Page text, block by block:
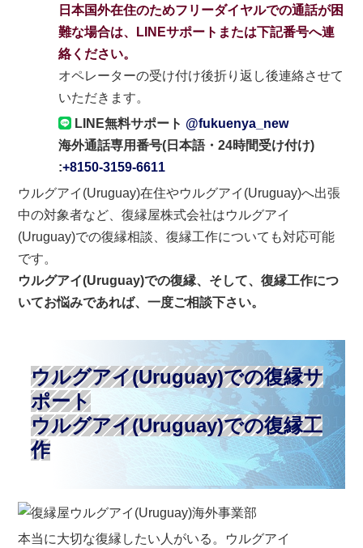
日本国外在住のためフリーダイヤルでの通話が困
難な場合は、LINEサポートまたは下記番号へ連
絡ください。
オペレーターの受け付け後折り返し後連絡させて
いただきます。
LINE無料サポート @fukuenya_new
海外通話専用番号(日本語・24時間受け付け)
:+8150-3159-6611
ウルグアイ(Uruguay)在住やウルグアイ(Uruguay)へ出張
中の対象者など、復縁屋株式会社はウルグアイ
(Uruguay)での復縁相談、復縁工作についても対応可能
です。
ウルグアイ(Uruguay)での復縁、そして、復縁工作につ
いてお悩みであれば、一度ご相談下さい。
ウルグアイ(Uruguay)での復縁サ
ポート
ウルグアイ(Uruguay)での復縁工
作
本当に大切な復縁したい人がいる。ウルグアイ